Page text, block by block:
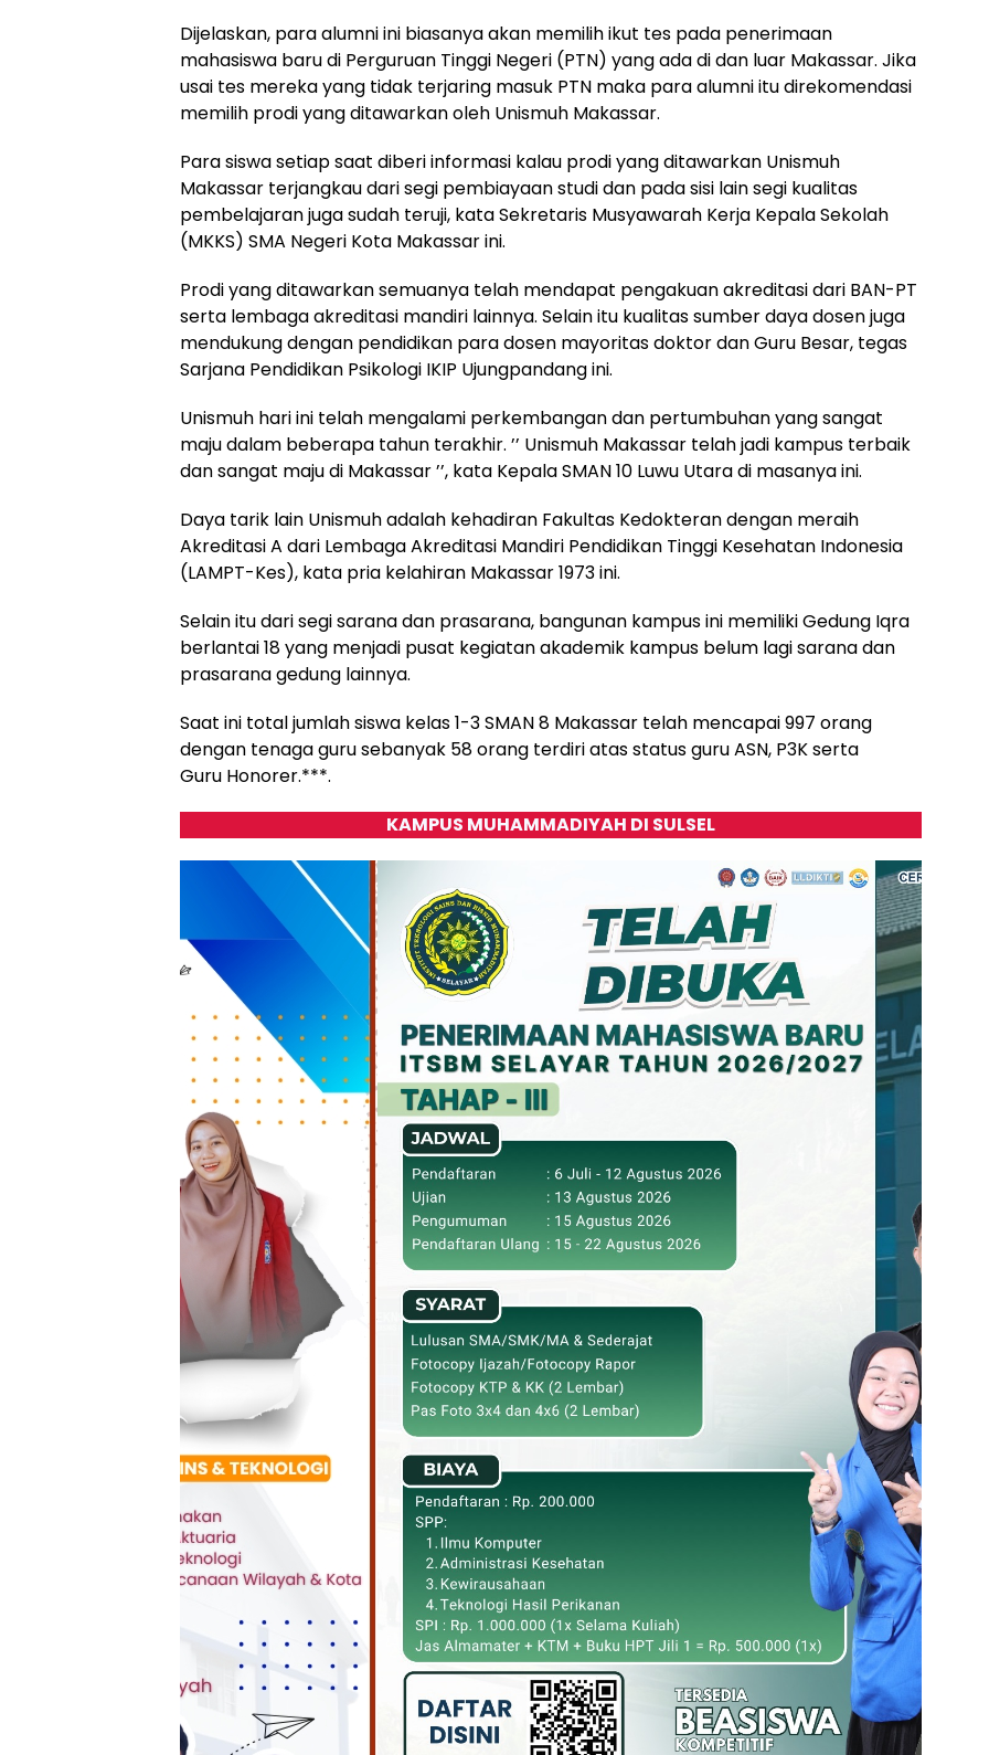
Dijelaskan, para alumni ini biasanya akan memilih ikut tes pada penerimaan
mahasiswa baru di Perguruan Tinggi Negeri (PTN) yang ada di dan luar Makassar. Jika
usai tes mereka yang tidak terjaring masuk PTN maka para alumni itu direkomendasi
memilih prodi yang ditawarkan oleh Unismuh Makassar.
Para siswa setiap saat diberi informasi kalau prodi yang ditawarkan Unismuh
Makassar terjangkau dari segi pembiayaan studi dan pada sisi lain segi kualitas
pembelajaran juga sudah teruji, kata Sekretaris Musyawarah Kerja Kepala Sekolah
(MKKS) SMA Negeri Kota Makassar ini.
Prodi yang ditawarkan semuanya telah mendapat pengakuan akreditasi dari BAN-PT
serta lembaga akreditasi mandiri lainnya. Selain itu kualitas sumber daya dosen juga
mendukung dengan pendidikan para dosen mayoritas doktor dan Guru Besar, tegas
Sarjana Pendidikan Psikologi IKIP Ujungpandang ini.
Unismuh hari ini telah mengalami perkembangan dan pertumbuhan yang sangat
maju dalam beberapa tahun terakhir. ’’ Unismuh Makassar telah jadi kampus terbaik
dan sangat maju di Makassar ’’, kata Kepala SMAN 10 Luwu Utara di masanya ini.
Daya tarik lain Unismuh adalah kehadiran Fakultas Kedokteran dengan meraih
Akreditasi A dari Lembaga Akreditasi Mandiri Pendidikan Tinggi Kesehatan Indonesia
(LAMPT-Kes), kata pria kelahiran Makassar 1973 ini.
Selain itu dari segi sarana dan prasarana, bangunan kampus ini memiliki Gedung Iqra
berlantai 18 yang menjadi pusat kegiatan akademik kampus belum lagi sarana dan
prasarana gedung lainnya.
Saat ini total jumlah siswa kelas 1-3 SMAN 8 Makassar telah mencapai 997 orang
dengan tenaga guru sebanyak 58 orang terdiri atas status guru ASN, P3K serta
Guru Honorer.***.
KAMPUS MUHAMMADIYAH DI SULSEL